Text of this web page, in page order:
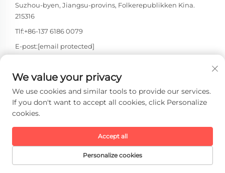
Suzhou-byen, Jiangsu-provins, Folkerepublikken Kina.
215316
Tlf:+86-137 6186 0079
E-post:[email protected]
Copyright © 2026 Faith-Han Intelligent Technology Co., Ltd. Alle
rettigheter forbeholdt. -Personvernerklæring
We value your privacy
We use cookies and similar tools to provide our services.
If you don't want to accept all cookies, click Personalize
cookies.
Personalize cookies
Accept all